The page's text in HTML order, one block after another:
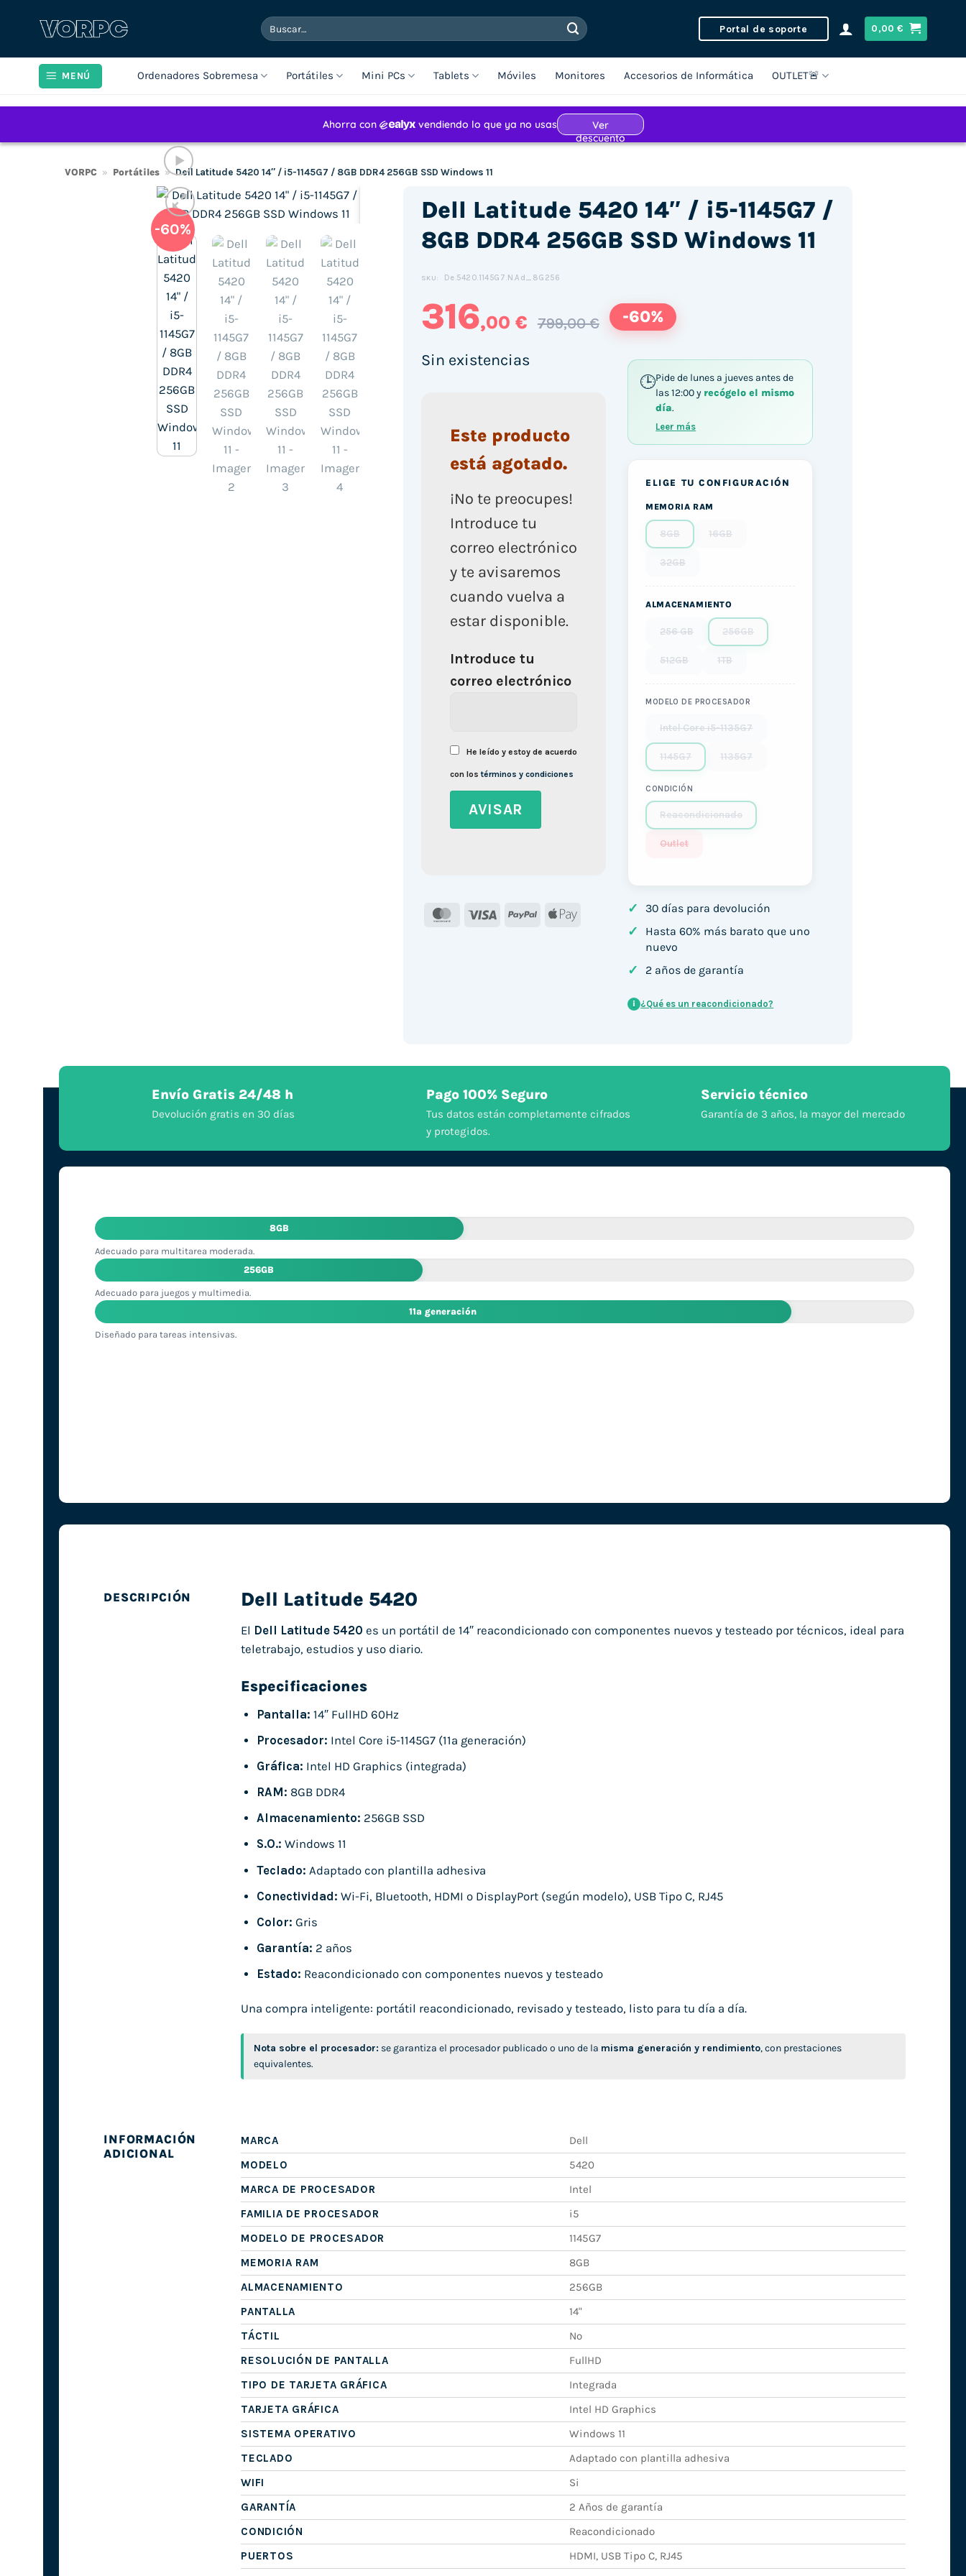
Buscar
por:
Portal de soporte 0,00€
MENÚ Ordenadores Sobremesa Portátiles Mini PCs Tablets Móviles Monitores Accesorios de Informática OUTLET🚨
VORPC » Portátiles » Dell Latitude 5420 14″ / i5-1145G7 / 8GB DDR4 256GB SSD Windows 11
-60%
contenido (Translation error)
Dell Latitude 5420 14″ / i5-1145G7 /
8GB DDR4 256GB SSD Windows 11
SKU: De.5420.1145G7.N.Ad_8G256
316,00 € 799,00 € -60%
Sin existencias
Este producto
está agotado.
¡No te preocupes!
Introduce tu
correo electrónico
y te avisaremos
cuando vuelva a
estar disponible.
Introduce tu
correo electrónico
He leído y estoy de acuerdo
con lostérminos y condiciones
MasterCard
Visa PayPal Apple
Pide de lunes a jueves antes de
las 12:00 y recógelo el mismo
día.
Leer más
ELIGE TU CONFIGURACIÓN
MEMORIA RAM
8GB 16GB
32GB
ALMACENAMIENTO
256 GB 256GB
512GB 1TB
MODELO DE PROCESADOR
Intel Core i5-1135G7
1145G7 1135G7
CONDICIÓN
Reacondicionado
Outlet
✓ 30 días para devolución
✓
Hasta 60% más barato que uno
nuevo
✓ 2 años de garantía
i ¿Qué es un reacondicionado?
Envío Gratis 24/48 h
Devolución gratis en 30 días
Pago 100% Seguro
Tus datos están completamente cifrados
y protegidos.
Servicio técnico
Garantía de 3 años, la mayor del mercado
8GB
Adecuado para multitarea moderada.
256GB
Adecuado para juegos y multimedia.
11ª generación
Diseñado para tareas intensivas.
DESCRIPCIÓN Dell Latitude 5420
El Dell Latitude 5420 es un portátil de 14″ reacondicionado con componentes nuevos y testeado por técnicos, ideal para
teletrabajo, estudios y uso diario.
Especificaciones
Pantalla: 14″ FullHD 60Hz
Procesador: Intel Core i5-1145G7 (11ª generación)
Gráfica: Intel HD Graphics (integrada)
RAM: 8GB DDR4
Almacenamiento: 256GB SSD
S.O.: Windows 11
Teclado: Adaptado con plantilla adhesiva
Conectividad: Wi-Fi, Bluetooth, HDMI o DisplayPort (según modelo), USB Tipo C, RJ45
Color: Gris
Garantía: 2 años
Estado: Reacondicionado con componentes nuevos y testeado
Una compra inteligente: portátil reacondicionado, revisado y testeado, listo para tu día a día.
Nota sobre el procesador: se garantiza el procesador publicado o uno de la misma generación y rendimiento, con prestaciones
equivalentes.
INFORMACIÓN
ADICIONAL
MARCA
Dell
MODELO
5420
MARCA DE PROCESADOR
Intel
FAMILIA DE PROCESADOR
i5
MODELO DE PROCESADOR
1145G7
MEMORIA RAM
8GB
ALMACENAMIENTO
256GB
PANTALLA
14"
TÁCTIL
No
RESOLUCIÓN DE PANTALLA
FullHD
TIPO DE TARJETA GRÁFICA
Integrada
TARJETA GRÁFICA
Intel HD Graphics
SISTEMA OPERATIVO
Windows 11
TECLADO
Adaptado con plantilla adhesiva
WIFI
Si
GARANTÍA
2 Años de garantía
CONDICIÓN
Reacondicionado
PUERTOS
HDMI, USB Tipo C, RJ45